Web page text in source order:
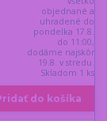
objednané a
uhradené do
pondelka 17.8.
do 11:00,
dodáme najskôr
19.8. v stredu.
Skladom 1 ks
do košíka